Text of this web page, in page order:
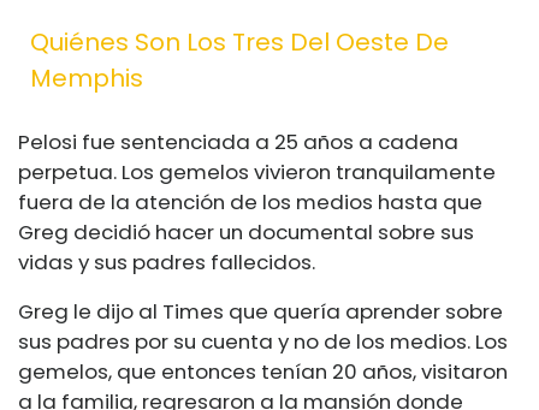
Quiénes Son Los Tres Del Oeste De
Memphis
Pelosi fue sentenciada a 25 años a cadena
perpetua. Los gemelos vivieron tranquilamente
fuera de la atención de los medios hasta que
Greg decidió hacer un documental sobre sus
vidas y sus padres fallecidos.
Greg le dijo al Times que quería aprender sobre
sus padres por su cuenta y no de los medios. Los
gemelos, que entonces tenían 20 años, visitaron
a la familia, regresaron a la mansión donde